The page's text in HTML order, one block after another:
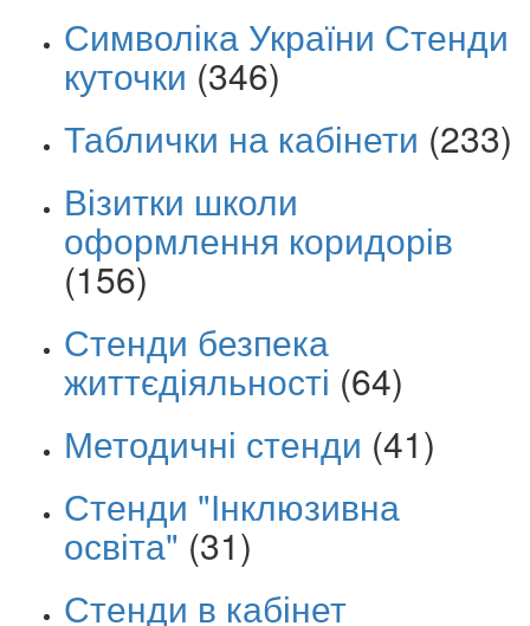
Символіка України Стенди
куточки (346)
Таблички на кабінети (233)
Візитки школи
оформлення коридорів
(156)
Стенди безпека
життєдіяльності (64)
Методичні стенди (41)
Стенди "Інклюзивна
освіта" (31)
Стенди в кабінет